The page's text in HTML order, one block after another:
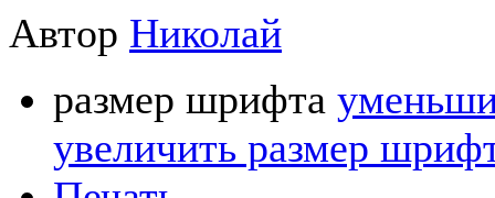
Автор Николай
размер шрифта
увеличить размер